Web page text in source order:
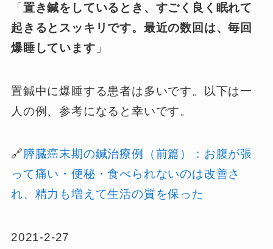
「 置き鍼をしているとき、すごく良く眠れて
起きるとスッキリです。最近の数回は、毎回
爆睡しています 」
置鍼中に爆睡する患者は多いです。以下は一
人の例、参考になると幸いです。
🔗膵臓癌末期の鍼治療例（前篇）：お腹が張
って痛い・便秘・食べられないのは改善さ
れ、精力も増えて生活の質を保った
2021-2-27